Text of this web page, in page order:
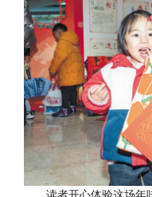
读者开心体验这场年味